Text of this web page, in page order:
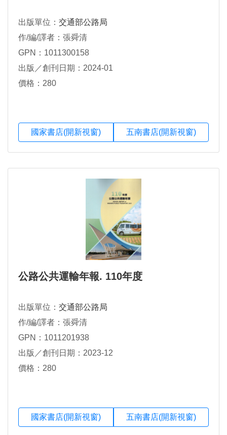
出版單位： 交通部公路局
作/編/譯者：張舜清
GPN：1011300158
出版／創刊日期：2024-01
價格：280
國家書店(開新視窗) 五南書店(開新視窗)
公路公共運輸年報. 110年度
出版單位： 交通部公路局
作/編/譯者：張舜清
GPN：1011201938
出版／創刊日期：2023-12
價格：280
國家書店(開新視窗) 五南書店(開新視窗)